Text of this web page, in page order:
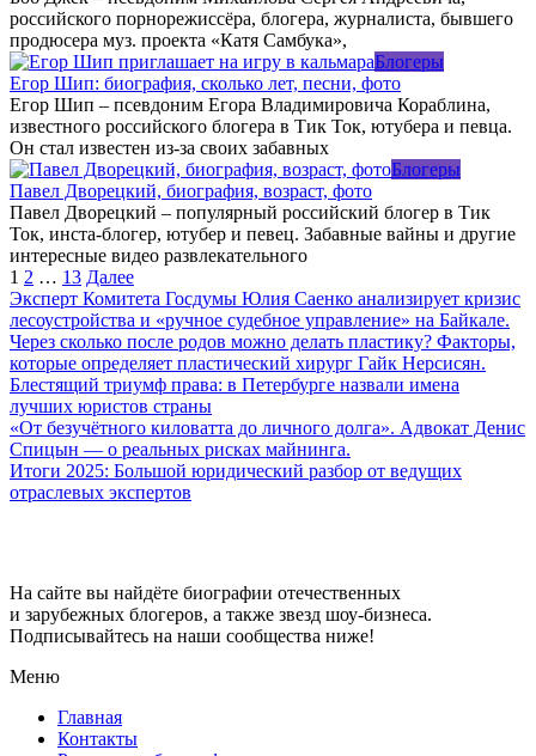
российского порнорежиссёра, блогера, журналиста, бывшего
продюсера муз. проекта «Катя Самбука»,
Блогеры
Егор Шип: биография, сколько лет, песни, фото
Егор Шип – псевдоним Егора Владимировича Кораблина,
известного российского блогера в Тик Ток, ютубера и певца.
Он стал известен из-за своих забавных
Блогеры
Павел Дворецкий, биография, возраст, фото
Павел Дворецкий – популярный российский блогер в Тик
Ток, инста-блогер, ютубер и певец. Забавные вайны и другие
интересные видео развлекательного
Пагинация
записей
1 2 … 13 Далее
Эксперт Комитета Госдумы Юлия Саенко анализирует кризис
лесоустройства и «ручное судебное управление» на Байкале.
Через сколько после родов можно делать пластику? Факторы,
которые определяет пластический хирург Гайк Нерсисян.
Блестящий триумф права: в Петербурге назвали имена
лучших юристов страны
«От безучётного киловатта до личного долга». Адвокат Денис
Спицын — о реальных рисках майнинга.
Итоги 2025: Большой юридический разбор от ведущих
отраслевых экспертов
На сайте вы найдёте биографии отечественных
и зарубежных блогеров, а также звезд шоу-бизнеса.
Подписывайтесь на наши сообщества ниже!
Меню
Главная
Контакты